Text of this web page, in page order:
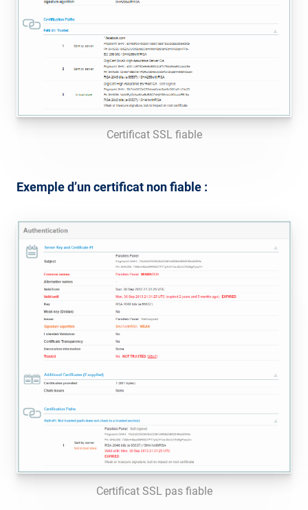
Certificat SSL fiable
Exemple d’un certificat non fiable :
Certificat SSL pas fiable